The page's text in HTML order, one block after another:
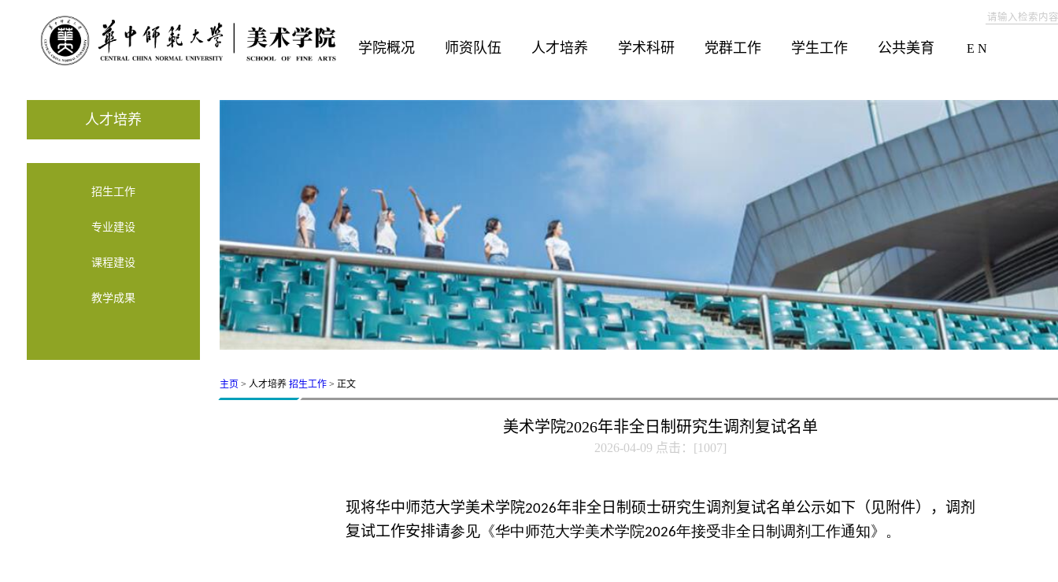
学院概况 师资队伍 人才培养 学术科研 党群工作 学生工作 公共美育 E N
人才培养
招生工作
专业建设
课程建设
教学成果
主页 > 人才培养 招生工作 > 正文
美术学院2026年非全日制研究生调剂复试名单
2026-04-09 点击：[1007]
现将华中师范大学美术学院2026年非全日制硕士研究生调剂复试名单公示如下（见附件）， 调剂
复试工作安排请参见《华中师范大学美术学院2026年接受非全日制调剂工作通知》 。